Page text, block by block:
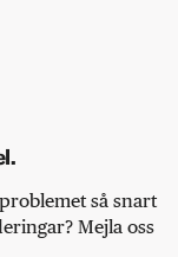
så snart
Mejla oss